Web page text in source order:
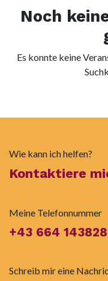
Noch
Es konnte keine
Wie kann ich helfen?
Kontaktiere
Meine Telefonnummer
+43 664
Schreib mir eine